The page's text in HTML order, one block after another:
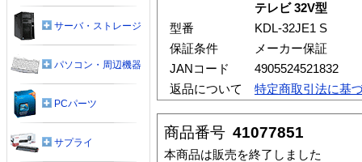
テレビ 32V型
型番
KDL-32JE1 S
保証条件
メーカー保証
JANコード
4905524521832
返品について
特定商取引法に基
商品番号 41077851
本商品は販売を終了しました
サーバ・ストレージ
パソコン・周辺機器
PCパーツ
サプライ